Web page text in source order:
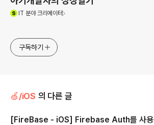
IT 분야 크리에이터
구독하기
🍏/iOS 의 다른 글
[FireBase - iOS] Firebase Auth를 사용